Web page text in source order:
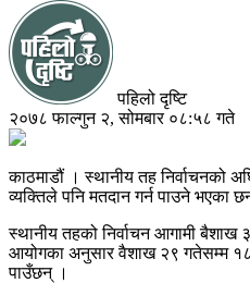
पहिलो दृष्टि
२०७८ फाल्गुन २, सोमबार ०८:५८ गते
काठमाडौं । स्थानीय तह निर्वाचनको
व्यक्तिले पनि मतदान गर्न पाउने भएका
स्थानीय तहको निर्वाचन आगामी बैशाख
आयोगका अनुसार वैशाख २९ गतेसम्म १८
पाउँछन् ।